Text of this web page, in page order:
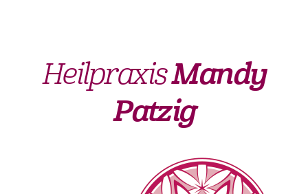
HeilpraxisMandy
Patzig